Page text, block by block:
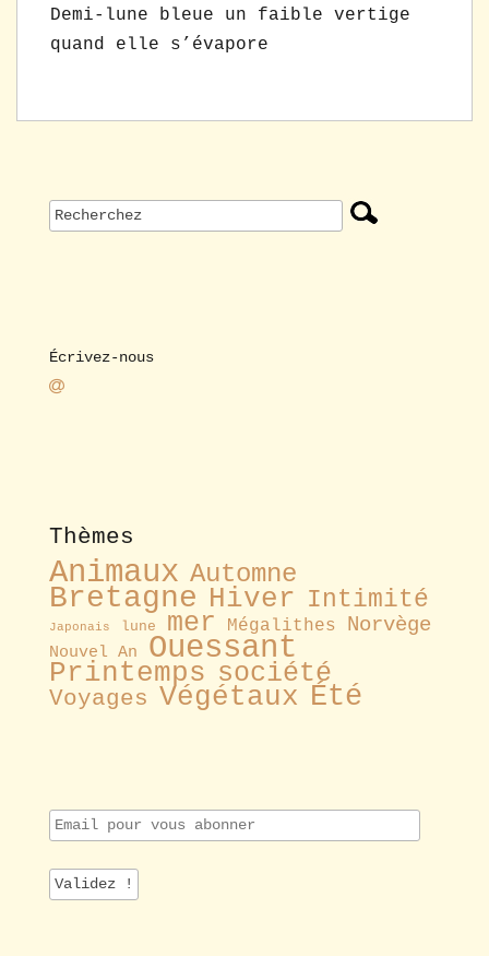
Demi-lune bleue un faible vertige
quand elle s’évapore
Écrivez-nous
Thèmes
Animaux Automne
Bretagne Hiver Intimité
Japonais lune mer Mégalithes Norvège
Nouvel An Ouessant
Printemps société
Voyages Végétaux Été
E
m
i
l